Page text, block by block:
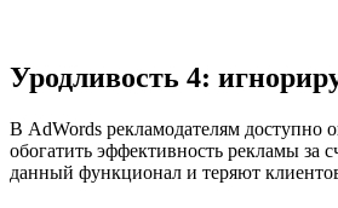
Уродливость 4:
В AdWords рекламодателям доступно
обогатить эффективность рекламы за
данный функционал и теряют